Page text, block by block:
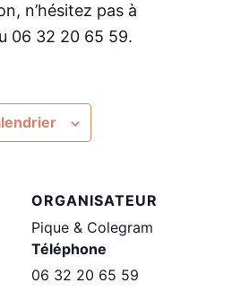
n’hésitez pas à
06 32 20 65 59.
ORGANISATEUR
Pique & Colegram
Téléphone
06 32 20 65 59